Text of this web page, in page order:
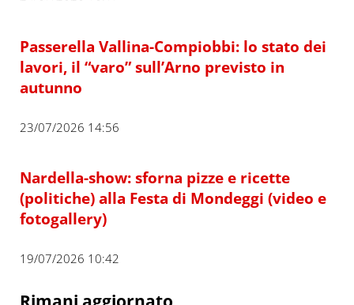
Passerella Vallina-Compiobbi: lo stato dei
lavori, il “varo” sull’Arno previsto in
autunno
23/07/2026 14:56
Nardella-show: sforna pizze e ricette
(politiche) alla Festa di Mondeggi (video e
fotogallery)
19/07/2026 10:42